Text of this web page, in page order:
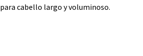
cabello largo y voluminoso.